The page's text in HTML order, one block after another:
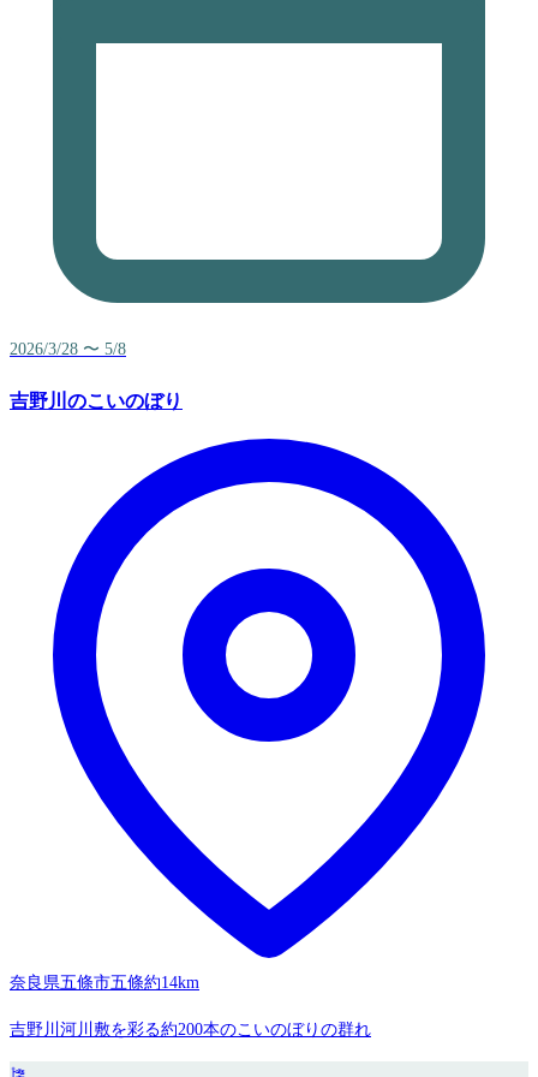
2026/3/28 〜 5/8
吉野川のこいのぼり
奈良県五條市五條約14km
吉野川河川敷を彩る約200本のこいのぼりの群れ